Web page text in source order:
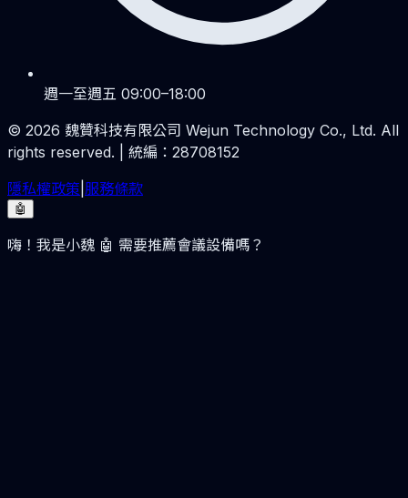
週一至週五 09:00–18:00
© 2026 魏贊科技有限公司 Wejun Technology Co., Ltd. All
rights reserved. | 統編：28708152
隱私權政策 服務條款
🤖
嗨！我是小魏 🤖 需要推薦會議設備嗎？